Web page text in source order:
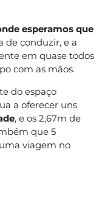
esperamos que
de conduzir, e a
em quase todos
com as mãos.
do espaço
a oferecer uns
, e os 2,67m de
que 5
viagem no